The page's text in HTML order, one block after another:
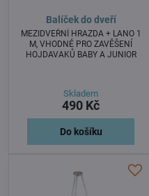
Balíček do dveří
MEZIDVEŘNÍ HRAZDA + LANO 1
M, VHODNÉ PRO ZAVĚŠENÍ
HOJDAVAKŮ BABY A JUNIOR
Skladem
490 Kč
Do košíku